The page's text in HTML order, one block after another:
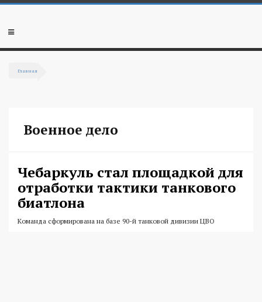
Перейти к основному содержанию
Мобильное
Главная
Военное дело
Чебаркуль стал площадкой для
отработки тактики танкового
биатлона
Команда сформирована на базе 90-й танковой дивизии ЦВО